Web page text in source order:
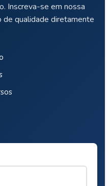
Inscreva-se em nossa
qualidade diretamente